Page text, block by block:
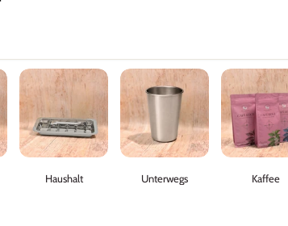
Haushalt Unterwegs Kaffee